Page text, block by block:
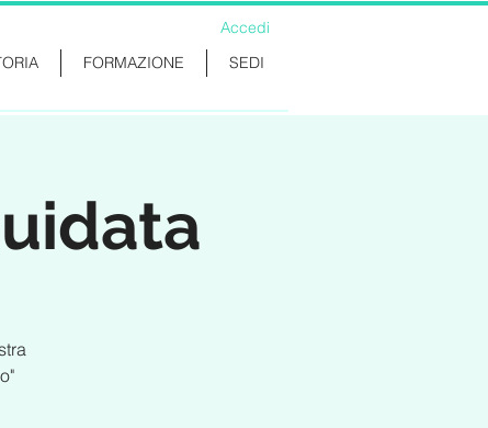
Accedi
FORMAZIONE SEDI